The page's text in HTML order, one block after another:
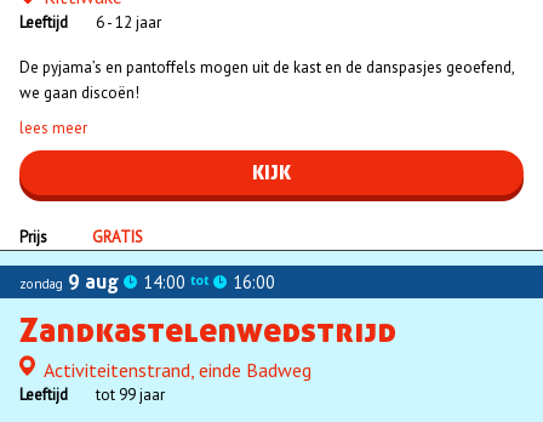
Leeftijd 6 - 12 jaar
De pyjama’s en pantoffels mogen uit de kast en de danspasjes geoefend,
we gaan discoën!
lees meer
KIJK
Prijs GRATIS
zondag 9 aug 14:00 tot 16:00
Zandkastelenwedstrijd
LocatieActiviteitenstrand, einde Badweg
Leeftijd tot 99 jaar